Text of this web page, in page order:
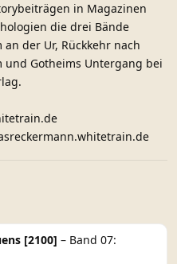
in Magazinen
die drei Bände
an der Ur, Rückkehr nach
und Gotheims Untergang bei
[2100] – Band 07: